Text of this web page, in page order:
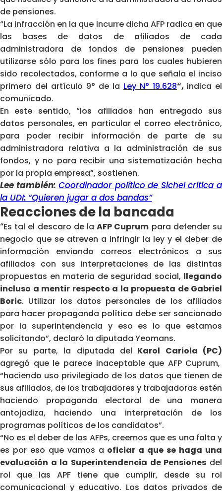
de pensiones.
“La infracción en la que incurre dicha AFP radica en que
las bases de datos de afiliados de cada
administradora de fondos de pensiones pueden
utilizarse sólo para los fines para los cuales hubieren
sido recolectados, conforme a lo que señala el inciso
primero del artículo 9° de la Ley N° 19.628“, indica el
comunicado.
En este sentido, “los afiliados han entregado sus
datos personales, en particular el correo electrónico,
para poder recibir información de parte de su
administradora relativa a la administración de sus
fondos, y no para recibir una sistematización hecha
por la propia empresa”, sostienen.
Lee también: Coordinador político de Sichel critica a
la UDI: “Quieren jugar a dos bandas”
Reacciones de la bancada
“Es tal el descaro de laAFP Cuprum para defender su
negocio que se atreven a infringir la ley y el deber de
información enviando correos electrónicos a sus
afiliados con sus interpretaciones de las distintas
propuestas en materia de seguridad social, llegando
incluso a mentir respecto a la propuesta de Gabriel
Boric. Utilizar los datos personales de los afiliados
para hacer propaganda política debe ser sancionado
por la superintendencia y eso es lo que estamos
solicitando”, declaró la diputada Yeomans.
Por su parte, la diputada del Karol Cariola (PC)
agregó que le parece inaceptable que AFP Cuprum,
“haciendo uso privilegiado de los datos que tienen de
sus afiliados, de los trabajadores y trabajadoras estén
haciendo propaganda electoral de una manera
antojadiza, haciendo una interpretación de los
programas políticos de los candidatos”.
“No es el deber de las AFPs, creemos que es una falta y
es por eso que vamos a oficiar a que se haga una
evaluación a la Superintendencia de Pensiones del
rol que las APF tiene que cumplir, desde su rol
comunicacional y educativo. Los datos privados de